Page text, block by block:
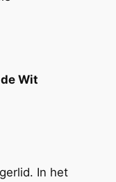
Wit
In het